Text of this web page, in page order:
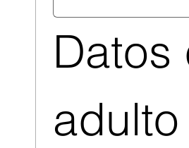
Datos
adulto